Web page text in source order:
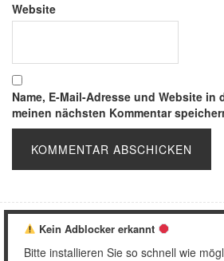
Website
Name, E-Mail-Adresse und Website in
meinen nächsten Kommentar
Kein Adblocker erkannt
Bitte installieren Sie so schnell wie